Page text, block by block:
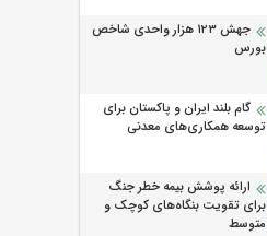
جهش ۱۲۳ هزار واحدی شاخص
بورس
گام بلند ایران و پاکستان برای
توسعه همکاری‌های معدنی
ارائه پوشش بیمه خطر جنگ
برای تقویت بنگاه‌های کوچک و
متوسط